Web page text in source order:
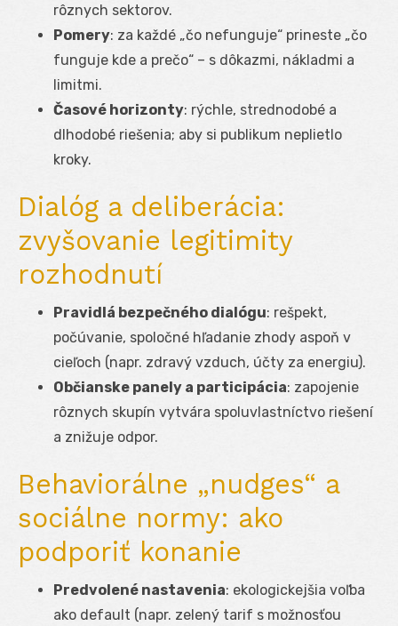
rôznych sektorov.
Pomery: za každé „čo nefunguje“ prineste „čo
funguje kde a prečo“ – s dôkazmi, nákladmi a
limitmi.
Časové horizonty: rýchle, strednodobé a
dlhodobé riešenia; aby si publikum neplietlo
kroky.
Dialóg a deliberácia:
zvyšovanie legitimity
rozhodnutí
Pravidlá bezpečného dialógu: rešpekt,
počúvanie, spoločné hľadanie zhody aspoň v
cieľoch (napr. zdravý vzduch, účty za energiu).
Občianske panely a participácia: zapojenie
rôznych skupín vytvára spoluvlastníctvo riešení
a znižuje odpor.
Behaviorálne „nudges“ a
sociálne normy: ako
podporiť konanie
Predvolené nastavenia: ekologickejšia voľba
ako default (napr. zelený tarif s možnosťou